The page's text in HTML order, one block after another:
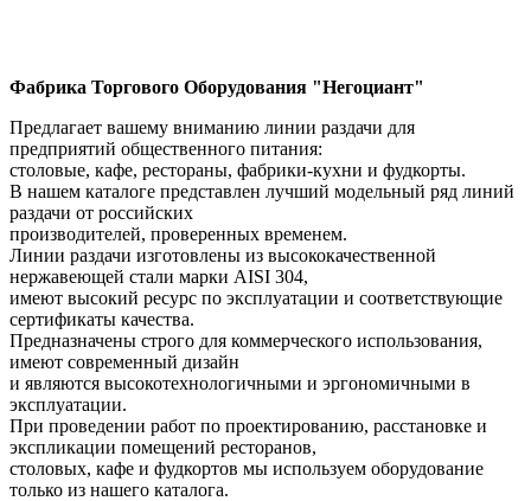
Фабрика Торгового Оборудования "Негоциант"
Предлагает вашему вниманию линии раздачи для
предприятий общественного питания:
столовые, кафе, рестораны, фабрики-кухни и фудкорты.
В нашем каталоге представлен лучший модельный ряд линий
раздачи от российских
производителей, проверенных временем.
Линии раздачи изготовлены из высококачественной
нержавеющей стали марки AISI 304,
имеют высокий ресурс по эксплуатации и соответствующие
сертификаты качества.
Предназначены строго для коммерческого использования,
имеют современный дизайн
и являются высокотехнологичными и эргономичными в
эксплуатации.
При проведении работ по проектированию, расстановке и
экспликации помещений ресторанов,
столовых, кафе и фудкортов мы используем оборудование
только из нашего каталога.